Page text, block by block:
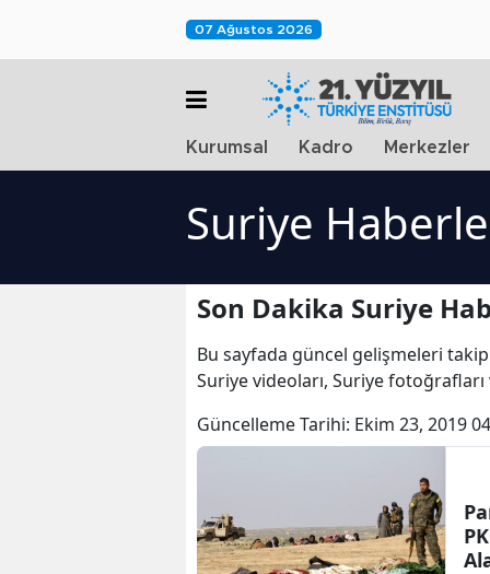
07 Ağustos 2026
Kurumsal Kadro Merkezler
Suriye
Son Dakika Suriye
Bu sayfada güncel gelişmeleri
Suriye videoları, Suriye
Güncelleme Tarihi: Ekim 23, 2019